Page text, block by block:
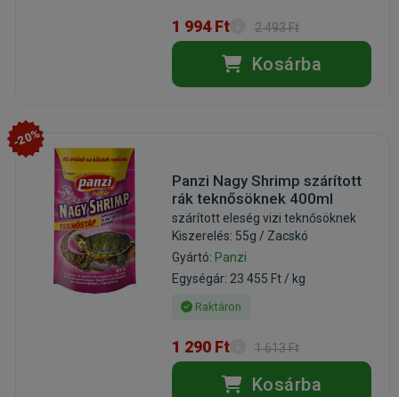
1 994 Ft 2 493 Ft
Kosárba
-20%
Panzi Nagy Shrimp szárított
rák teknősöknek 400ml
szárított eleség vizi teknősöknek
Kiszerelés: 55g / Zacskó
Gyártó: Panzi
Egységár: 23 455 Ft / kg
Raktáron
1 290 Ft 1 613 Ft
Kosárba